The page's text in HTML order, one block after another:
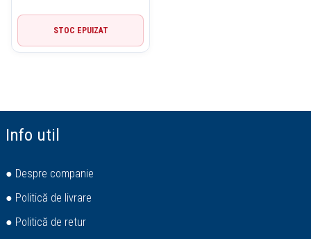
STOC EPUIZAT
Info util
● Despre companie
● Politică de livrare
● Politică de retur